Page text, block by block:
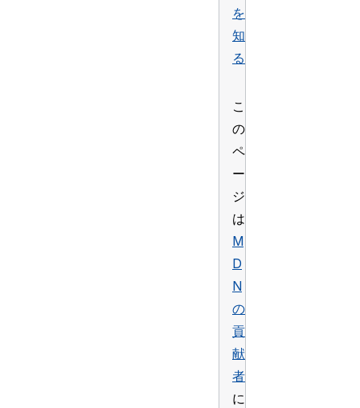
を
知
る
こ
の
ペ
ー
ジ
は
M
D
N
の
貢
献
者
に